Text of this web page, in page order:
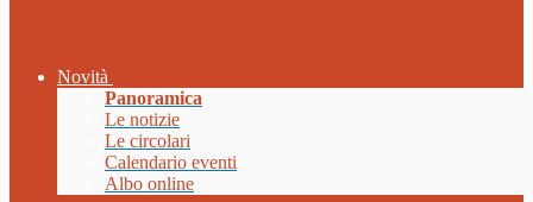
Novità
Panoramica
Le notizie
Le circolari
Calendario eventi
Albo online